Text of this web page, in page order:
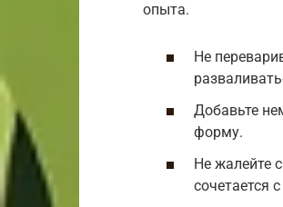
опыта.
Не
Добавьте
форму.
Не жалейте
сочетается